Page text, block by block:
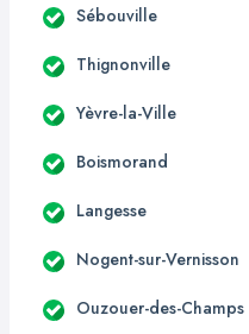
Sébouville
Thignonville
Yèvre-la-Ville
Boismorand
Langesse
Nogent-sur-Vernisson
Ouzouer-des-Champs